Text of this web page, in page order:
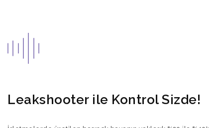
Leakshooter ile Kontrol Sizde!